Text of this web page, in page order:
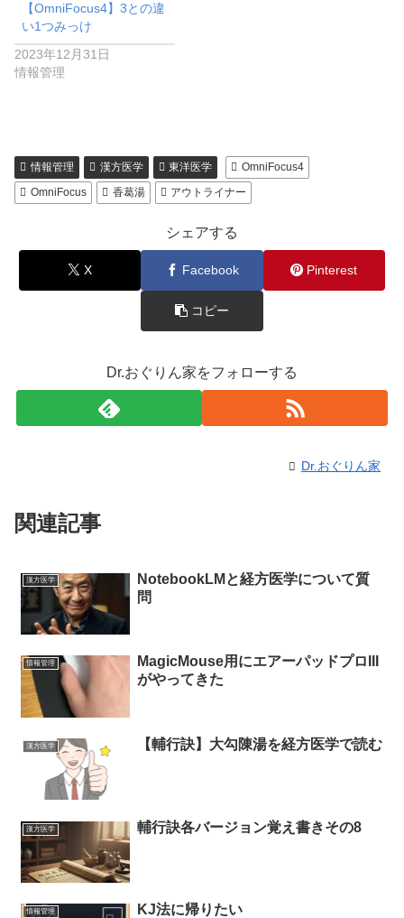
【OmniFocus4】3との違
い1つみっけ
2023年12月31日
情報管理
情報管理 漢方医学 東洋医学
OmniFocus4
OmniFocus
香葛湯 アウトライナー
シェアする
X Facebook Pinterest
コピー
Dr.おぐりん家をフォローする
Dr.おぐりん家
関連記事
漢方医学
NotebookLMと経方医学について質
問
情報管理
MagicMouse用にエアーパッドプロIII
がやってきた
漢方医学 【輔行訣】大勾陳湯を経方医学で読む
漢方医学 輔行訣各バージョン覚え書きその8
情報管理 KJ法に帰りたい